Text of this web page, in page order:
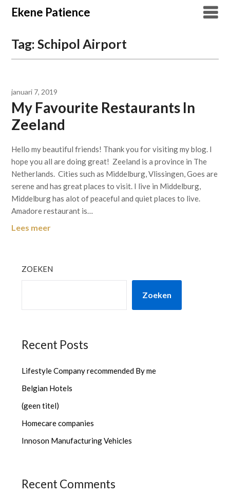
Overslaan
naar
Ekene Patience
Tag:Schipol Airport
januari 7, 2019
My Favourite Restaurants In
Zeeland
Hello my beautiful friends! Thank you for visiting my blog. I
hope you all are doing great! Zeeland is a province in The
Netherlands. Cities such as Middelburg, Vlissingen, Goes are
serene and has great places to visit. I live in Middelburg,
Middelburg has alot of peaceful and quiet places to live.
Amadore restaurant is…
Lees meer
ZOEKEN
Zoeken
Recent Posts
Lifestyle Company recommended By me
Belgian Hotels
(geen titel)
Homecare companies
Innoson Manufacturing Vehicles
Recent Comments